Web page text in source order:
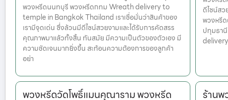
พวงหรีดนนทบุรี พวงหรีดกทม Wreath delivery to
temple in Bangkok Thailand เราเชื่อมั่นว่าสินค้าของ
เรามีจุดเด่น ซึ่งล้วนมีดีไซน์สวยงามและได้รับการคัดสรร
คุณภาพมาแล้วทั้งสิ้น ทันสมัย มีความเป็นตัวของตัวเอง มี
ความชัดเจนมากยิ่งขึ้น สะท้อนความต้องการของลูกค้า
อย่า
ดีไซน์ส
พวงหรีด
ปทุมธา
พวงหรีดวัดโพธิ์แมนคุณาราม พวงหรีด ร้าน